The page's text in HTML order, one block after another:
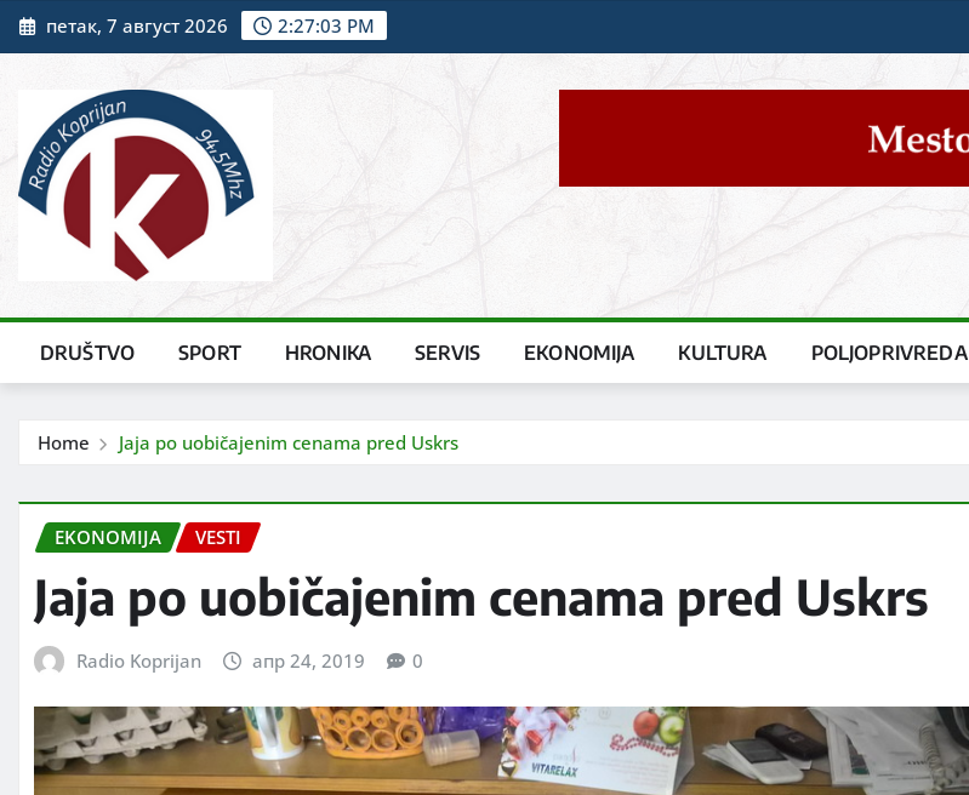
Skip
to
петак, 7 август 2026 2:27:04 PM
DRUŠTVO SPORT HRONIKA SERVIS EKONOMIJA KULTURA POLJOPRIVREDA
Home Jaja po uobičajenim cenama pred Uskrs
EKONOMIJA VESTI
Jaja po uobičajenim cenama pred Uskrs
Radio Koprijan апр 24, 2019 0